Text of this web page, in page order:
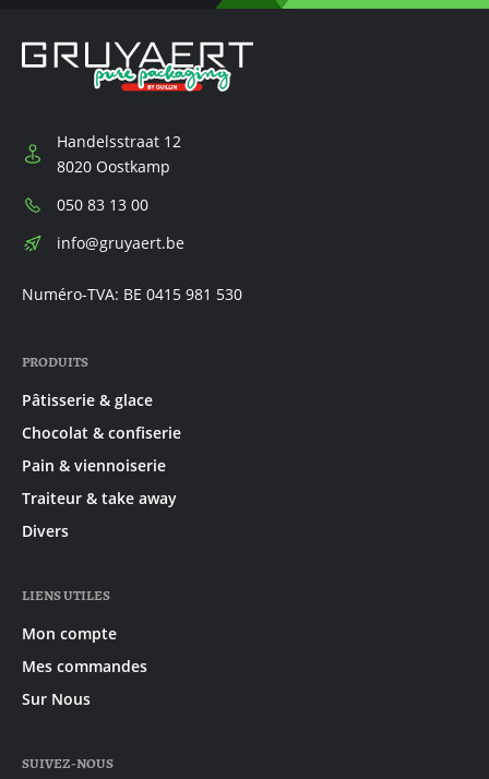
Handelsstraat 12
8020 Oostkamp
Téléphone:
050 83 13 00
E-
info@gruyaert.be
Numéro-TVA: BE 0415 981 530
PRODUITS
Pâtisserie & glace
Chocolat & confiserie
Pain & viennoiserie
Traiteur & take away
Divers
LIENS UTILES
Mon compte
Mes commandes
Sur Nous
SUIVEZ-NOUS